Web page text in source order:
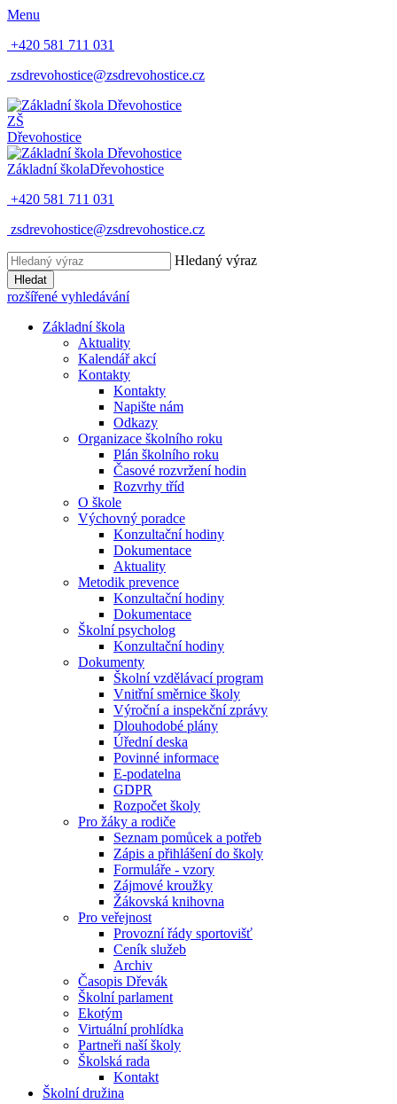
Menu
+420 581 711 031
zsdrevohostice@zsdrevohostice.cz
ZŠ
Dřevohostice
Základní školaDřevohostice
+420 581 711 031
zsdrevohostice@zsdrevohostice.cz
Hledaný výraz
Hledat
rozšířené vyhledávání
Základní škola
Aktuality
Kalendář akcí
Kontakty
Kontakty
Napište nám
Odkazy
Organizace školního roku
Plán školního roku
Časové rozvržení hodin
Rozvrhy tříd
O škole
Výchovný poradce
Konzultační hodiny
Dokumentace
Aktuality
Metodik prevence
Konzultační hodiny
Dokumentace
Školní psycholog
Konzultační hodiny
Dokumenty
Školní vzdělávací program
Vnitřní směrnice školy
Výroční a inspekční zprávy
Dlouhodobé plány
Úřední deska
Povinné informace
E-podatelna
GDPR
Rozpočet školy
Pro žáky a rodiče
Seznam pomůcek a potřeb
Zápis a přihlášení do školy
Formuláře - vzory
Zájmové kroužky
Žákovská knihovna
Pro veřejnost
Provozní řády sportovišť
Ceník služeb
Archiv
Časopis Dřevák
Školní parlament
Ekotým
Virtuální prohlídka
Partneři naší školy
Školská rada
Kontakt
Školní družina